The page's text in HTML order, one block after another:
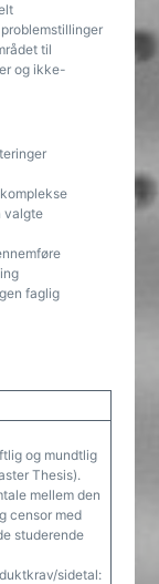
til
og ikke-
valgte
faglig
og mundtlig
Thesis).
mellem den
censor med
studerende
sidetal: